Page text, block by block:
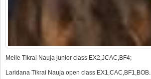
Meile Tikrai Nauja junior class EX2,JCAC,BF4;
Laridana Tikrai Nauja open class EX1,CAC,BF1,BOB.